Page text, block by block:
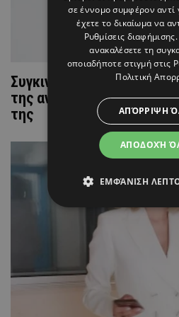
Συγκινεί η Δήμητρα
της ανάρτηση μετά την
της
σε έννομο συμφέρον αντί
έχετε το δικαίωμα να
Ρυθμίσεις διαφήμισης
ανακαλέσετε τη
οποιαδήποτε στιγμή στις
Πολιτική
ΑΠΟΔΟΧΉ
ΑΠΌΡΡΙΨΗ
ΕΜΦΆΝΙΣΗ